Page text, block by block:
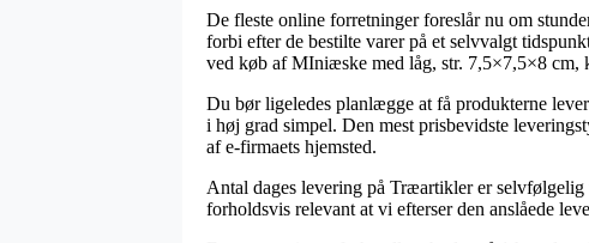
De fleste online forretninger foreslår nu om
forbi efter de bestilte varer på et selvvalgt
ved køb af MIniæske med låg, str. 7,5×7,5×8 cm,
Du bør ligeledes planlægge at få produkterne
i høj grad simpel. Den mest prisbevidste
af e-firmaets hjemsted.
Antal dages levering på Træartikler er
forholdsvis relevant at vi efterser den anslåede